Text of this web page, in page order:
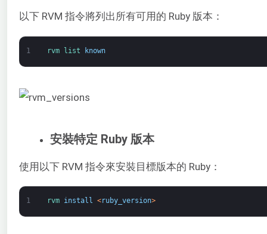
以下 RVM 指令將列出所有可用的 Ruby 版本：
1 rvm list known
安裝特定 Ruby 版本
使用以下 RVM 指令來安裝目標版本的 Ruby：
1 rvm install <ruby_version>